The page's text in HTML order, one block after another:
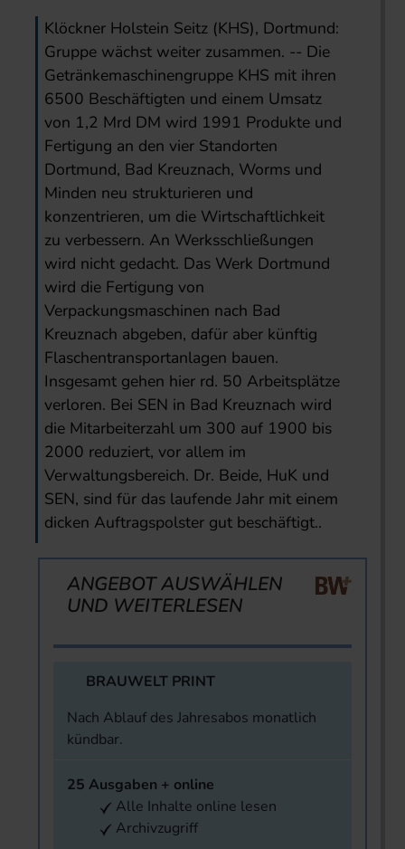
Klöckner Holstein Seitz (KHS), Dortmund:
Gruppe wächst weiter zusammen. -- Die
Getränkemaschinengruppe KHS mit ihren
6500 Beschäftigten und einem Umsatz
von 1,2 Mrd DM wird 1991 Produkte und
Fertigung an den vier Standorten
Dortmund, Bad Kreuznach, Worms und
Minden neu strukturieren und
konzentrieren, um die Wirtschaftlichkeit
zu verbessern. An Werksschließungen
wird nicht gedacht. Das Werk Dortmund
wird die Fertigung von
Verpackungsmaschinen nach Bad
Kreuznach abgeben, dafür aber künftig
Flaschentransportanlagen bauen.
Insgesamt gehen hier rd. 50 Arbeitsplätze
verloren. Bei SEN in Bad Kreuznach wird
die Mitarbeiterzahl um 300 auf 1900 bis
2000 reduziert, vor allem im
Verwaltungsbereich. Dr. Beide, HuK und
SEN, sind für das laufende Jahr mit einem
dicken Auftragspolster gut beschäftigt..
ANGEBOT AUSWÄHLEN
UND WEITERLESEN
BRAUWELT PRINT
Nach Ablauf des Jahresabos monatlich
kündbar.
25 Ausgaben + online
Alle Inhalte online lesen
Archivzugriff